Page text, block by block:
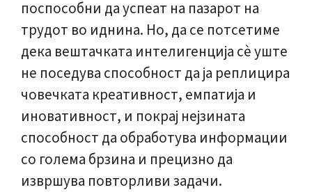
поспособни да успеат на пазарот на
трудот во иднина. Но, да се потсетиме
дека вештачката интелигенција сè уште
не поседува способност да ја реплицира
човечката креативност, емпатија и
иновативност, и покрај нејзината
способност да обработува информации
со голема брзина и прецизно да
извршува повторливи задачи.